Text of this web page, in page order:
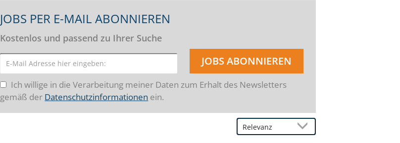
JOBS PER E-MAIL ABONNIEREN
Kostenlos und passend zu Ihrer Suche
JOBS ABONNIEREN
Ich willige in die Verarbeitung meiner Daten zum Erhalt des Newsletters
gemäß der Datenschutzinformationen ein.